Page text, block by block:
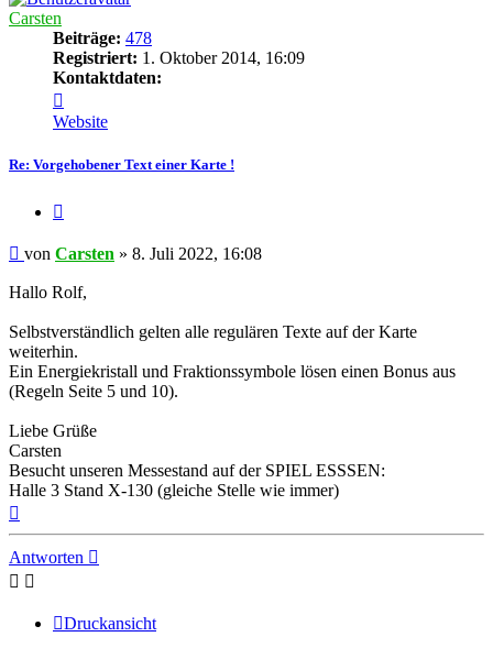
Carsten
Beiträge: 478
Registriert: 1. Oktober 2014, 16:09
Kontaktdaten:
von
Carsten
Website
Re: Vorgehobener Text einer Karte !
Beitrag
von Carsten » 8. Juli 2022, 16:08
Hallo Rolf,
Selbstverständlich gelten alle regulären Texte auf der Karte
weiterhin.
Ein Energiekristall und Fraktionssymbole lösen einen Bonus aus
(Regeln Seite 5 und 10).
Liebe Grüße
Carsten
Besucht unseren Messestand auf der SPIEL ESSSEN:
Halle 3 Stand X-130 (gleiche Stelle wie immer)
Antworten
Druckansicht